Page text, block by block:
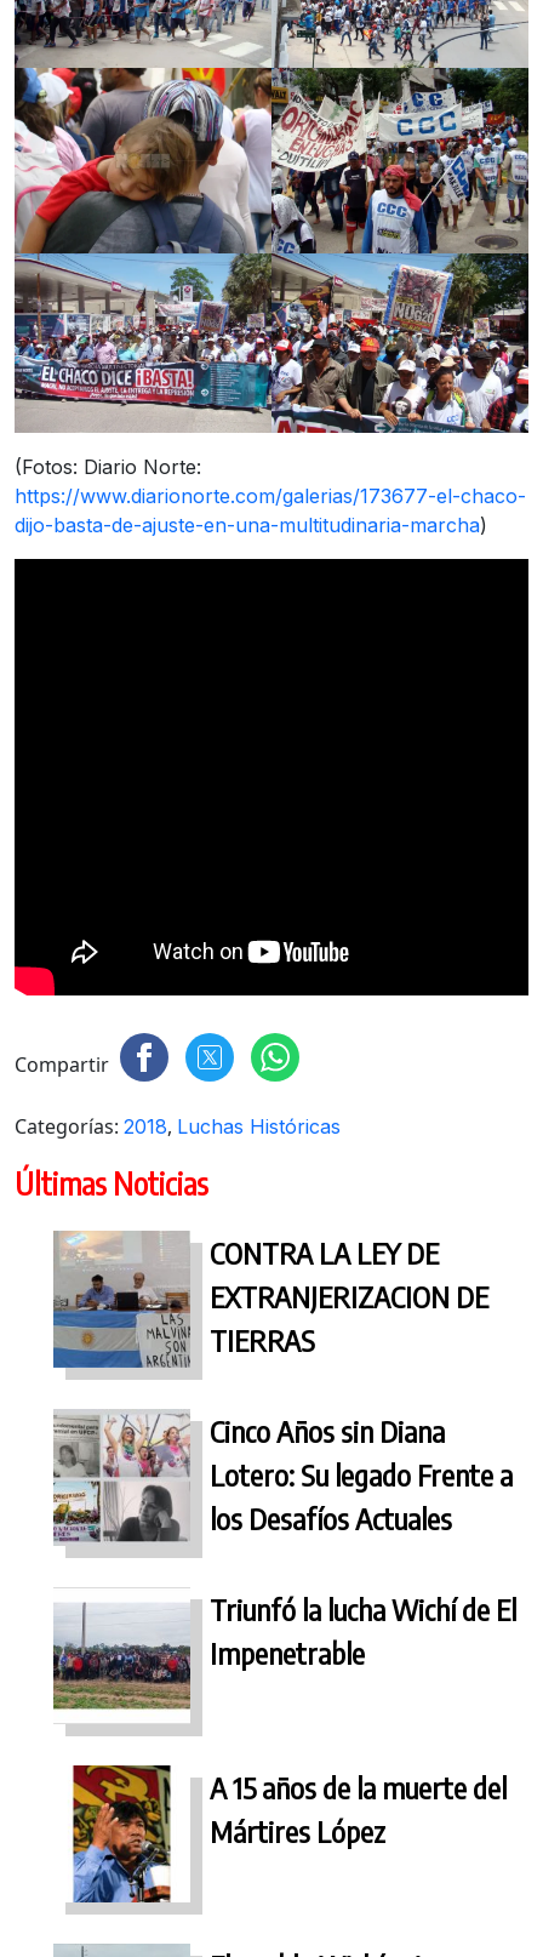
(Fotos: Diario Norte:
https://www.diarionorte.com/galerias/173677-el-chaco-
dijo-basta-de-ajuste-en-una-multitudinaria-marcha)
Compartir
Categorías: 2018, Luchas Históricas
Últimas Noticias
CONTRA LA LEY DE
EXTRANJERIZACION DE
TIERRAS
Cinco Años sin Diana
Lotero: Su legado Frente a
los Desafíos Actuales
Triunfó la lucha Wichí de El
Impenetrable
A 15 años de la muerte del
Mártires López